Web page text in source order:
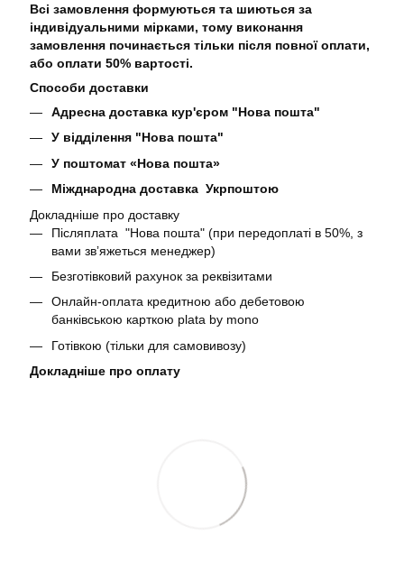
Всі замовлення формуються та шиються за
індивідуальними мірками, тому виконання
замовлення починається тільки після повної оплати,
або оплати 50% вартості.
Способи доставки
Адресна доставка кур'єром "Нова пошта"
У відділення "Нова пошта"
У поштомат «Нова пошта»
Міжднародна доставка Укрпоштою
Докладніше про доставку
Післяплата "Нова пошта" (при передоплаті в 50%, з
вами звʼяжеться менеджер)
Безготівковий рахунок за реквізитами
Онлайн-оплата кредитною або дебетовою
банківською карткою plata by mono
Готівкою (тільки для самовивозу)
Докладніше про оплату